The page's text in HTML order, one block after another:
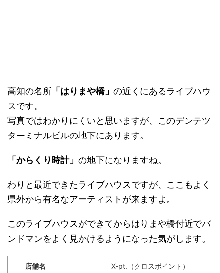
高知の名所 「はりまや橋」 の近くにあるライブハウ
スです。
写真ではわかりにくいと思いますが、このデンテツ
ターミナルビルの地下にあります。
「からくり時計」 の地下になりますね。
わりと最近できたライブハウスですが、ここもよく
県外から有名なアーティストが来ますよ。
このライブハウスができてからはりまや橋付近でバ
ンドマンをよく見かけるようになった気がします。
店舗名 X-pt.（クロスポイント）